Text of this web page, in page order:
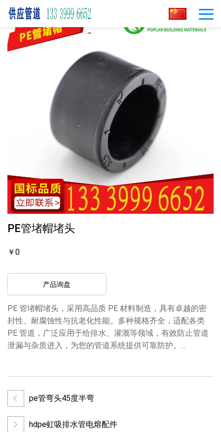
PE管堵帽堵头
￥0
产品询盘
PE 管堵帽堵头，采用高品质 PE 材料制造，具有卓越的密
封性、耐腐蚀性与抗老化性能。多种规格齐全，适配各类
PE 管道，广泛应用于给排水、灌溉等领域，有效防止管道
泄漏与杂质进入，为您的管道系统提供可靠防护。...
pe管弯头45度半弯
hdpe虹吸排水管电熔配件